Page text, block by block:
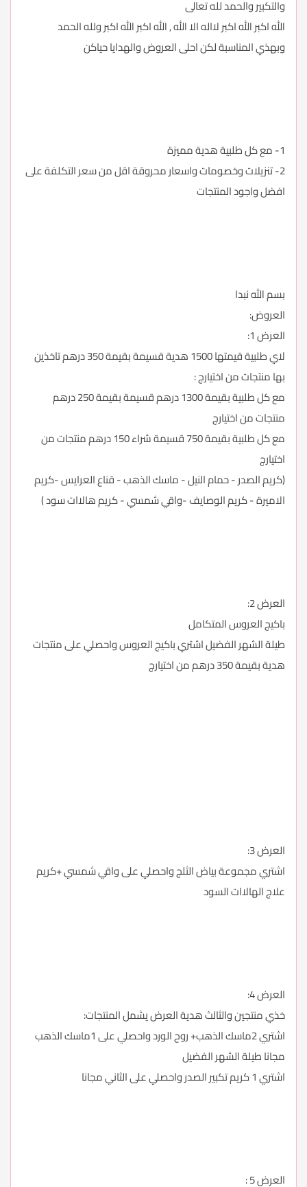
والتكبير والحمد لله تعالى
الله اكبر الله اكبر لااله الا الله , الله اكبر الله اكبر ولله الحمد
وبهذي المناسبة لكن احلى العروض والهدايا حياكن
1- مع كل طلبية هدية مميزة
2- تنزيلات وخصومات واسعار محروقة اقل من سعر التكلفة على
افضل واجود المنتجات
بسم الله نبدا
العروض:
العرض 1:
لاي طلبية قيمتها 1500 هدية قسيمة بقيمة 350 درهم تاخذين
بها منتجات من اختيارج :
مع كل طلبية بقيمة 1300 درهم قسيمة بقيمة 250 درهم
منتجات من اختيارج
مع كل طلبية بقيمة 750 قسيمة شراء 150 درهم منتجات من
اختيارج
(كريم الصدر - حمام النيل - ماسك الذهب - قناع العرايس -كريم
الاميرة - كريم الوصايف -واقي شمسي - كريم هالاات سود )
العرض 2:
باكيج العروس المتكامل
طيلة الشهر الفضيل اشتري باكيج العروس واحصلي على منتجات
هدية بقيمة 350 درهم من اختيارج
العرض 3:
اشتري مجموعة بياض الثلج واحصلي على واقي شمسي +كريم
علاج الهالاات السود
العرض 4:
خذي منتجين والثالث هدية العرض يشمل المنتجات:
اشتري 2ماسك الذهب+ روح الورد واحصلي على 1ماسك الذهب
مجانا طيلة الشهر الفضيل
اشتري 1 كريم تكبير الصدر واحصلي على الثاني مجانا
العرض 5 :